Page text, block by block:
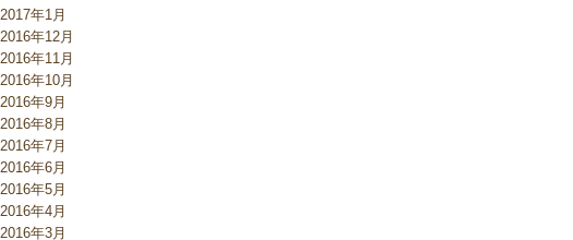
2017年1月
2016年12月
2016年11月
2016年10月
2016年9月
2016年8月
2016年7月
2016年6月
2016年5月
2016年4月
2016年3月